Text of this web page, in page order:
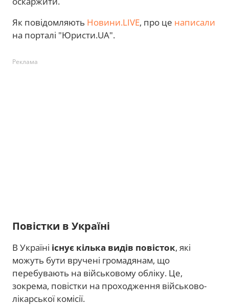
Як повідомляють Новини.LIVE, про це написали
на порталі "Юристи.UA".
Реклама
Повістки в Україні
В Україні існує кілька видів повісток, які
можуть бути вручені громадянам, що
перебувають на військовому обліку. Це,
зокрема, повістки на проходження військово-
лікарської комісії.